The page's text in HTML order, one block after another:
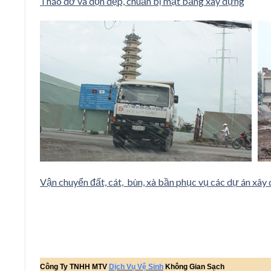
Vận chuyển đất, cát, bùn, xà bần phục vụ các dự án xây
Công Ty TNHH MTV Dịch Vụ Vệ Sinh Không Gian Sạch